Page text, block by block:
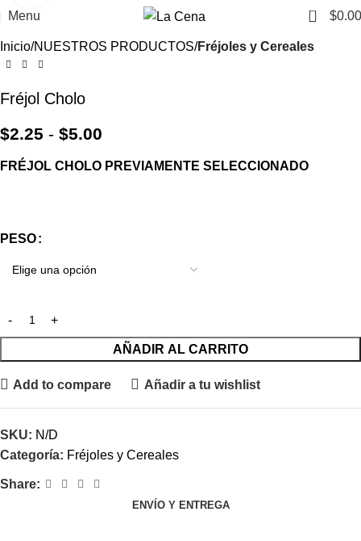
Menu 0 $0.00
Inicio NUESTROS PRODUCTOS Fréjoles y Cereales
Fréjol Cholo
$2.25 - $5.00
FRÉJOL CHOLO PREVIAMENTE SELECCIONADO
PESO
AÑADIR AL CARRITO
Add to compare Añadir a tu wishlist
SKU: N/D
Categoría: Fréjoles y Cereales
Share:
ENVÍO Y ENTREGA